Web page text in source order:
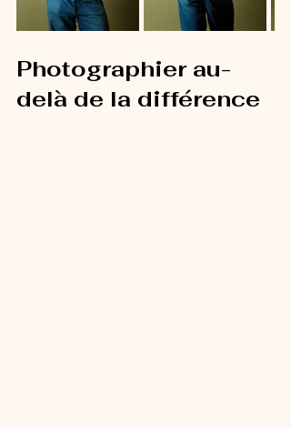
Photographier au-
delà de la différence